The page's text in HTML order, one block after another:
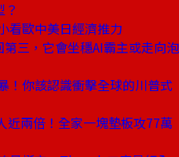
看歐中美日經濟推力
三，它會坐穩AI霸主或走向泡
！你該認識衝擊全球的川普式
近兩倍！全家一塊墊板攻77萬